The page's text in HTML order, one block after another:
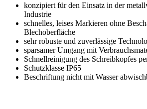
konzipiert für den Einsatz in der
Industrie
schnelles, leises Markieren ohne
Blechoberfläche
sehr robuste und zuverlässige
sparsamer Umgang mit
Schnellreinigung des Schreibkopfes
Schutzklasse IP65
Beschriftung nicht mit Wasser